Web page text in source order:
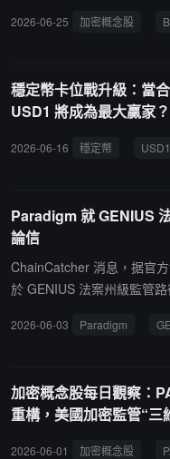
備、贖回、托管及穩定幣
味著穩定幣框架運行所需的
落地。
2026-06-25 加密概念股
穩定幣卡位戰升級：當
USD1 將成為最大贏家？
2026-06-16 穩定幣 USD1
Paradigm 就 GENIUS
論信
ChainCatcher 消息，据官
於 GENIUS 法案州級監管
務於發行方。第一，提案將
案要求財政部、美聯儲和
但未設定決策時限、否決解
機制。Paradigm 建議設定
2026-06-03 Paradigm
加密概念股每日觀察：
重構，美國加密監管“三
2026-06-01 加密概念股